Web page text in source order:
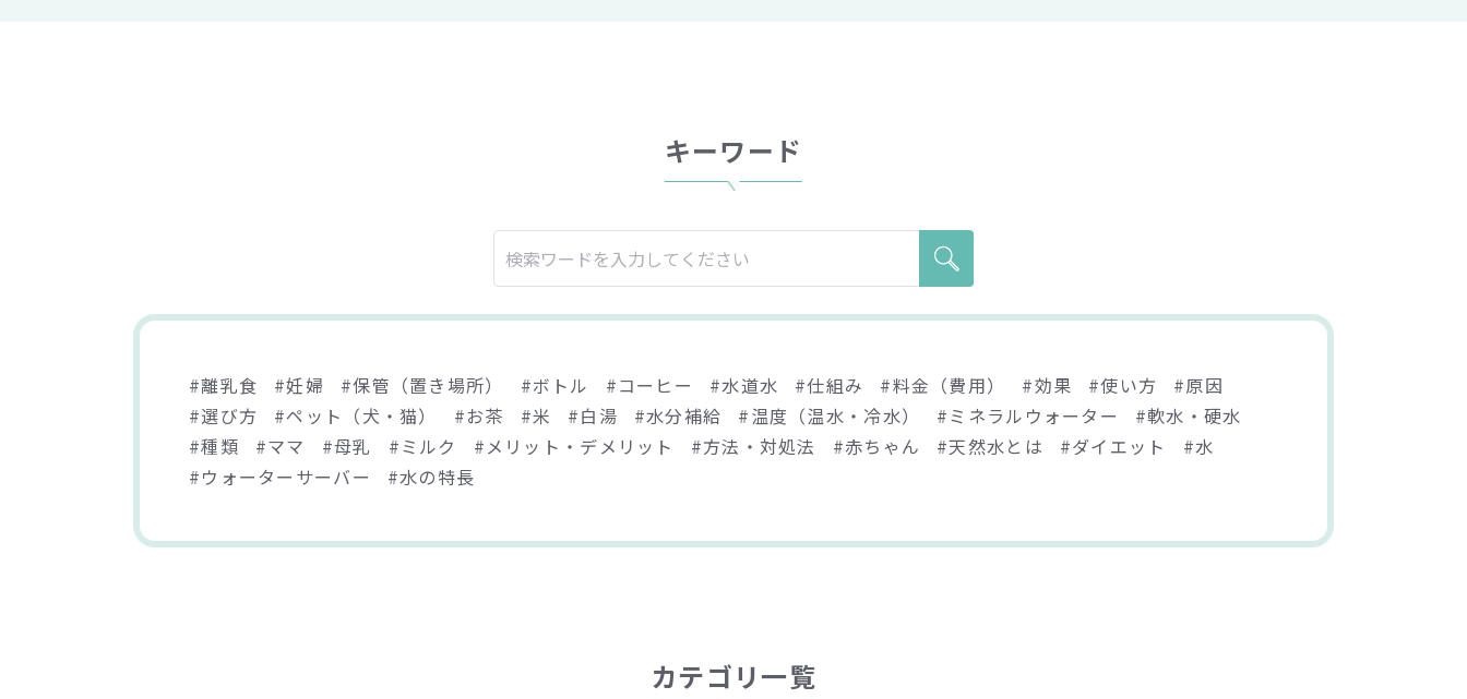
キーワード
#離乳食 #妊婦 #保管（置き場所） #ボトル #コーヒー #水道水 #仕組み #料金（費用） #効果 #使い方
#原因
#選び方
#ペット（犬・猫） #お茶 #米 #白湯 #水分補給 #温度（温水・冷水） #ミネラルウォーター
#軟水・硬水
#種類
#ママ #母乳 #ミルク #メリット・デメリット #方法・対処法 #赤ちゃん #天然水とは #ダイエット
#水
#ウォーターサーバー
#水の特長
カテゴリ一覧